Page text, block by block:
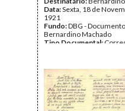
Data:Sexta, 18 de
1921
Fundo:DBG -
Bernardino Machado
Tipo Documental: